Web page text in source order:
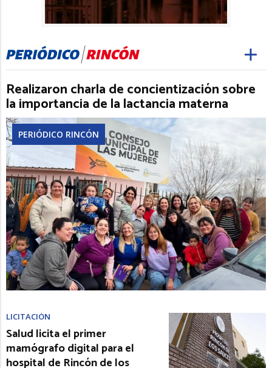
Realizaron charla de concientización sobre
la importancia de la lactancia materna
PERIÓDICO RINCÓN
LICITACIÓN
Salud licita el primer
mamógrafo digital para el
hospital de Rincón de los